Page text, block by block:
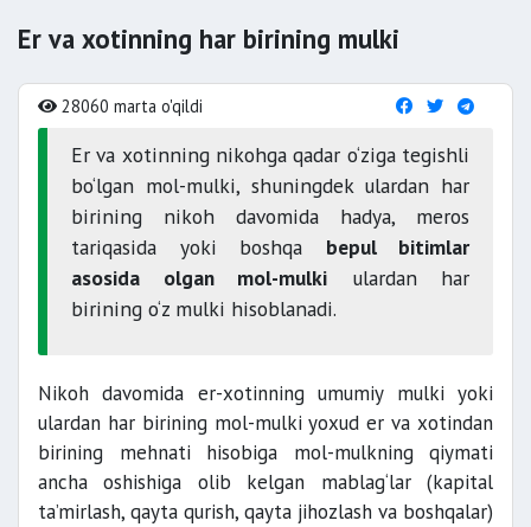
Er va xotinning har birining mulki
28060 marta o'qildi
Er va xotinning nikohga qadar o‘ziga tegishli
bo‘lgan mol-mulki, shuningdek ulardan har
birining nikoh davomida hadya, meros
tariqasida yoki boshqa bepul bitimlar
asosida olgan mol-mulki ulardan har
birining o‘z mulki hisoblanadi.
Nikoh davomida er-xotinning umumiy mulki yoki
ulardan har birining mol-mulki yoxud er va xotindan
birining mehnati hisobiga mol-mulkning qiymati
ancha oshishiga olib kelgan mablag‘lar (kapital
ta’mirlash, qayta qurish, qayta jihozlash va boshqalar)